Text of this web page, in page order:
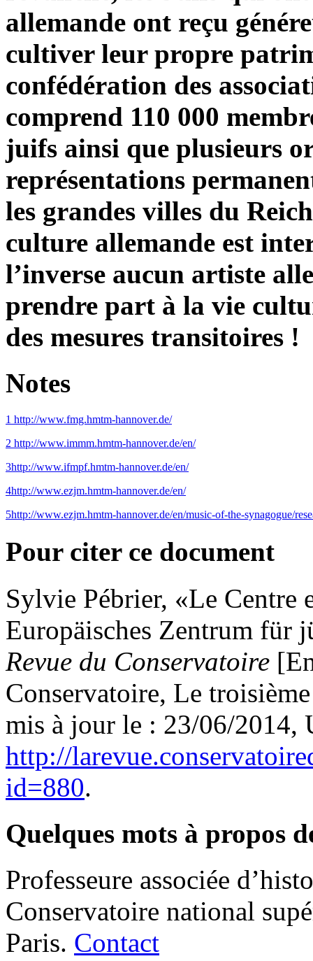
allemande ont reçu
cultiver leur propre
confédération des
comprend 110 000
juifs ainsi que plusieurs
représentations
les grandes villes du
culture allemande est
l’inverse aucun artiste
prendre part à la vie
des mesures transitoires !
Notes
1 http://www.fmg.hmtm-hannover.de/
2 http://www.immm.hmtm-hannover.de/en/
3http://www.ifmpf.hmtm-hannover.de/en/
4http://www.ezjm.hmtm-hannover.de/en/
5http://www.ezjm.hmtm-hannover.de/en/music-of-the-synagogue/
Pour citer ce document
Sylvie Pébrier, «Le Centre
Europäisches Zentrum für
Revue du Conservatoire
Conservatoire, Le
mis à jour le : 23/06/2014,
http://
id=880.
Quelques mots à propos
Professeure associée
Conservatoire national
Paris. Contact